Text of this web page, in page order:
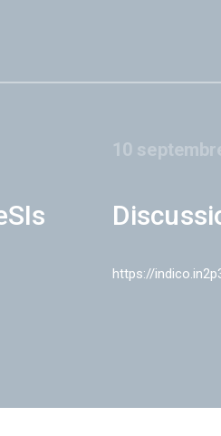
10
https://